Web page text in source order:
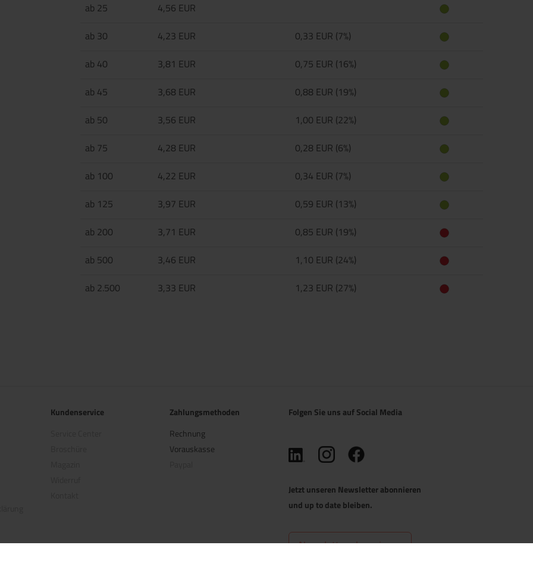
ab 25
4,56 EUR
ab 30
4,23 EUR
0,33 EUR (7%)
ab 40
3,81 EUR
0,75 EUR (16%)
ab 45
3,68 EUR
0,88 EUR (19%)
ab 50
3,56 EUR
1,00 EUR (22%)
ab 75
4,28 EUR
0,28 EUR (6%)
ab 100
4,22 EUR
0,34 EUR (7%)
ab 125
3,97 EUR
0,59 EUR (13%)
ab 200
3,71 EUR
0,85 EUR (19%)
ab 500
3,46 EUR
1,10 EUR (24%)
ab 2.500
3,33 EUR 1,23 EUR (27%)
Kundenservice
Zahlungsmethoden
Rechnung
Vorauskasse
Folgen Sie uns auf Social Media
(öffnet in neuem Tab)
(öffnet in neuem Tab)
(öffnet in neuem Tab)
Jetzt unseren Newsletter abonnieren
und up to date bleiben.
Newsletter abonnieren